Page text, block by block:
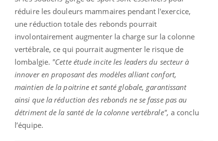
réduire les douleurs mammaires pendant l'exercice,
une réduction totale des rebonds pourrait
involontairement augmenter la charge sur la colonne
vertébrale, ce qui pourrait augmenter le risque de
lombalgie. "Cette étude incite les leaders du secteur à
innover en proposant des modèles alliant confort,
maintien de la poitrine et santé globale, garantissant
ainsi que la réduction des rebonds ne se fasse pas au
détriment de la santé de la colonne vertébrale", a conclu
l’équipe.